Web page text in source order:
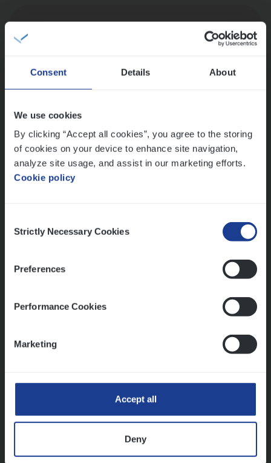
Consent Details About
We use cookies
By clicking “Accept all cookies”, you agree to the storing
of cookies on your device to enhance site navigation,
analyze site usage, and assist in our marketing efforts.
Cookie policy
Selection
Strictly Necessary Cookies
Preferences
Performance Cookies
Marketing
Accept all
Deny
Dos­sier­be­heer­der Onder­ne­min­gen Van­b­
re­da Huys­mans — Mechelen
Dos­sier­be­heer­der Gewaar­borgd Inkomen
Insurance Operations
Antwerpen
Lees onze verhalen
Meer dan collega’s: hoe Julie en Aurélie elkaar
versterken
humor
werk
Ons sollicitatieproces